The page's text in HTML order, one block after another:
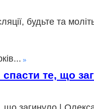
будьте та
те, що